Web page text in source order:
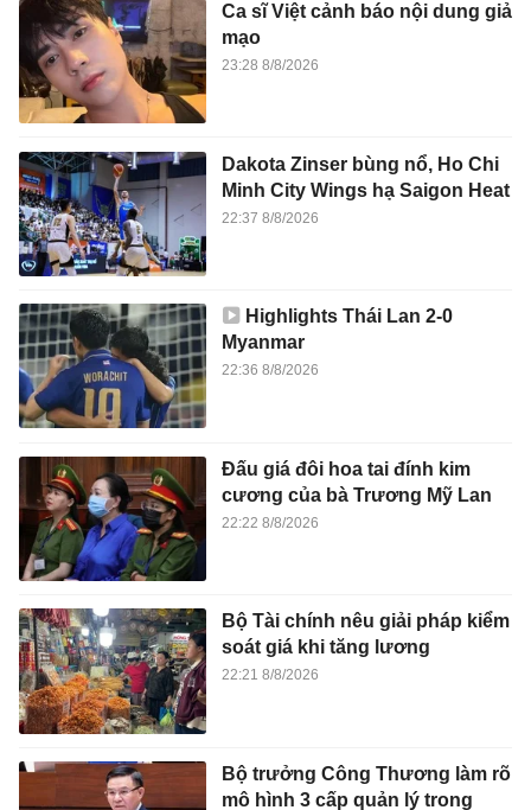
Ca sĩ Việt cảnh báo nội dung giả
mạo
23:28 8/8/2026
Dakota Zinser bùng nổ, Ho Chi
Minh City Wings hạ Saigon Heat
22:37 8/8/2026
Highlights Thái Lan 2-0
Myanmar
22:36 8/8/2026
Đấu giá đôi hoa tai đính kim
cương của bà Trương Mỹ Lan
22:22 8/8/2026
Bộ Tài chính nêu giải pháp kiểm
soát giá khi tăng lương
22:21 8/8/2026
Bộ trưởng Công Thương làm rõ
mô hình 3 cấp quản lý trong